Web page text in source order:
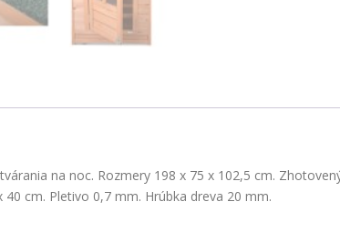
na noc. Rozmery 198 x 75 x 102,5 cm.
cm. Pletivo 0,7 mm. Hrúbka dreva 20 mm.